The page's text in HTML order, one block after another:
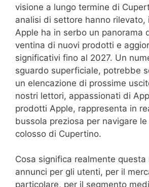
visione a lungo termine di
analisi di settore hanno rilevato,
Apple ha in serbo un panorama
ventina di nuovi prodotti e
significativi fino al 2027. Un
sguardo superficiale, potrebbe
un elencazione di prossime
nostri lettori, appassionati di
prodotti Apple, rappresenta in
bussola preziosa per navigare
colosso di Cupertino.
Cosa significa realmente questa
annunci per gli utenti, per il
particolare, per il segmento